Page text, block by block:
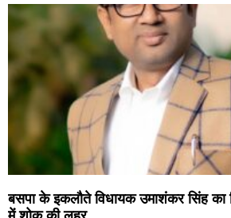
बसपा के इकलौते विधायक उमाशंकर सिंह का